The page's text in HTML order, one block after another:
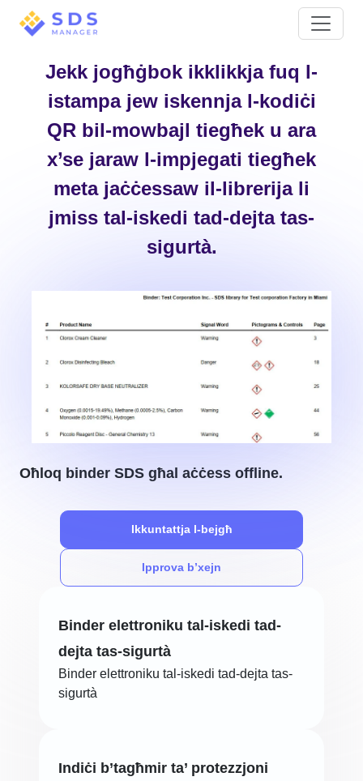
Jekk jogħġbok ikklikkja fuq l-
istampa jew iskennja l-kodiċi
QR bil-mowbajl tiegħek u ara
x’se jaraw l-impjegati tiegħek
meta jaċċessaw il-librerija li
jmiss tal-iskedi tad-dejta tas-
sigurtà.
Oħloq binder SDS għal aċċess offline.
Ikkuntattja l-bejgħ
Ipprova b’xejn
Binder elettroniku tal-iskedi tad-
dejta tas-sigurtà
Binder elettroniku tal-iskedi tad-dejta tas-
sigurtà
Indiċi b’tagħmir ta’ protezzjoni